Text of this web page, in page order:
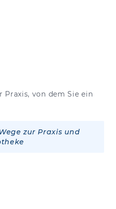
Praxis, von dem Sie ein
zur Praxis und